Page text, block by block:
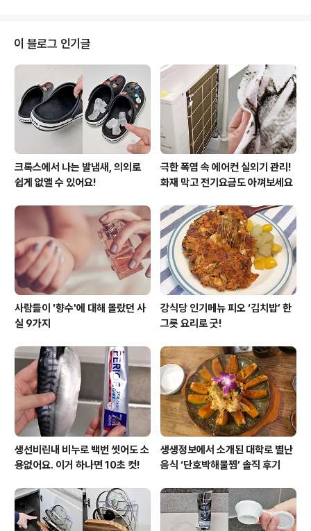
리즘이 뇌의 기능을 둔화시킨다. 때문에 가끔은 통근 경로
를 바꾸는 등 일상생활에 작은 변화를 주자. 4. 비만비만은
바로 만병의 근원이자 뇌세포 손상의 원인이 된다. 따라서
식생활에 신경쓰고 운동을 꾸준히 하자. 5. 운동부족과 수
면부족하루 종일 몸을 움직이지 않는 데다 밤잠이 모자란
사람들은 운동..
이 블로그 인기글
크록스에서 나는 발냄새, 의외로
쉽게 없앨 수 있어요!
극한 폭염 속 에어컨 실외기 관리!
화재 막고 전기요금도 아껴보세요
사람들이 '향수'에 대해 몰랐던 사
실 9가지
강식당 인기메뉴 피오 ‘김치밥’ 한
그릇 요리로 굿!
생선비린내 비누로 백번 씻어도 소
용없어요. 이거 하나면 10초 컷!
생생정보에서 소개된 대학로 별난
음식 ‘단호박해물찜’ 솔직 후기